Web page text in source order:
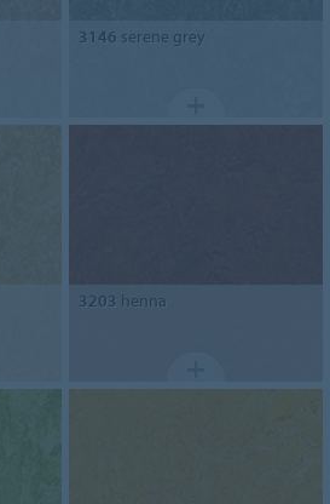
3146 serene grey
3203 henna